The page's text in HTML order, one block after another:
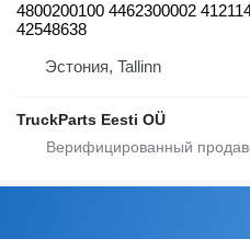
4800200100 4462300002
42548638
Эстония, Tallinn
TruckParts Eesti OÜ